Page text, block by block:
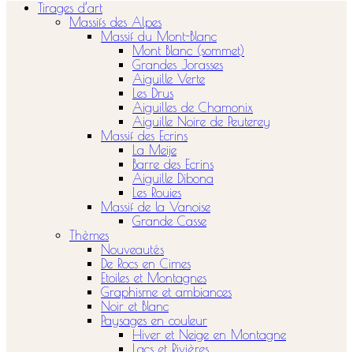
Tirages d’art
Massifs des Alpes
Massif du Mont-Blanc
Mont Blanc (sommet)
Grandes Jorasses
Aiguille Verte
Les Drus
Aiguilles de Chamonix
Aiguille Noire de Peuterey
Massif des Ecrins
La Meije
Barre des Ecrins
Aiguille Dibona
Les Rouies
Massif de la Vanoise
Grande Casse
Thèmes
Nouveautés
De Rocs en Cimes
Etoiles et Montagnes
Graphisme et ambiances
Noir et Blanc
Paysages en couleur
Hiver et Neige en Montagne
Lacs et Rivières